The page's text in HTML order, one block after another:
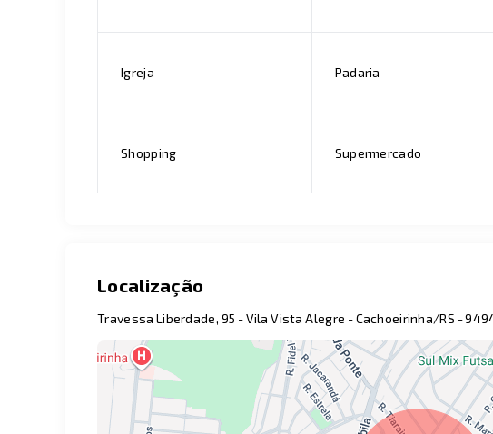
Igreja Padaria
Shopping Supermercado
Localização
Travessa Liberdade, 95 - Vila Vista Alegre - Cachoeirinha/RS -